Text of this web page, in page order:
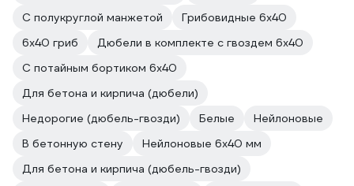
С полукруглой манжетой
Грибовидные 6х40
6х40 гриб
Дюбели в комплекте с гвоздем 6х40
С потайным бортиком 6х40
Для бетона и кирпича (дюбели)
Недорогие (дюбель-гвозди)
Белые
Нейлоновые
В бетонную стену
Нейлоновые 6х40 мм
Для бетона и кирпича (дюбель-гвозди)